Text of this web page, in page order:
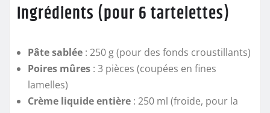
Ingrédients (pour 6 tartelettes)
Pâte sablée : 250 g (pour des fonds croustillants)
Poires mûres : 3 pièces (coupées en fines
lamelles)
Crème liquide entière : 250 ml (froide, pour la